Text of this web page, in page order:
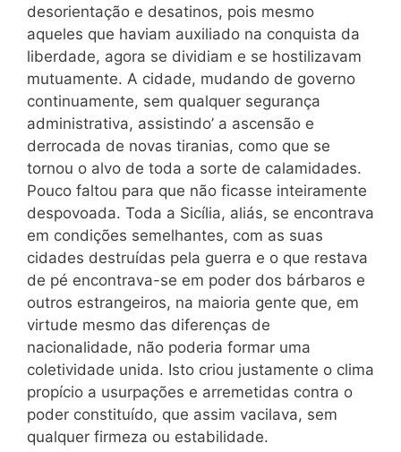
desorientação e desatinos, pois mesmo
aqueles que haviam auxiliado na conquista da
liberdade, agora se dividiam e se hostilizavam
mutuamente. A cidade, mudando de governo
continuamente, sem qualquer segurança
administrativa, assistindo’ a ascensão e
derrocada de novas tiranias, como que se
tornou o alvo de toda a sorte de calamidades.
Pouco faltou para que não ficasse inteiramente
despovoada. Toda a Sicília, aliás, se encontrava
em condições semelhantes, com as suas
cidades destruídas pela guerra e o que restava
de pé encontrava-se em poder dos bárbaros e
outros estrangeiros, na maioria gente que, em
virtude mesmo das diferenças de
nacionalidade, não poderia formar uma
coletividade unida. Isto criou justamente o clima
propício a usurpações e arremetidas contra o
poder constituído, que assim vacilava, sem
qualquer firmeza ou estabilidade.